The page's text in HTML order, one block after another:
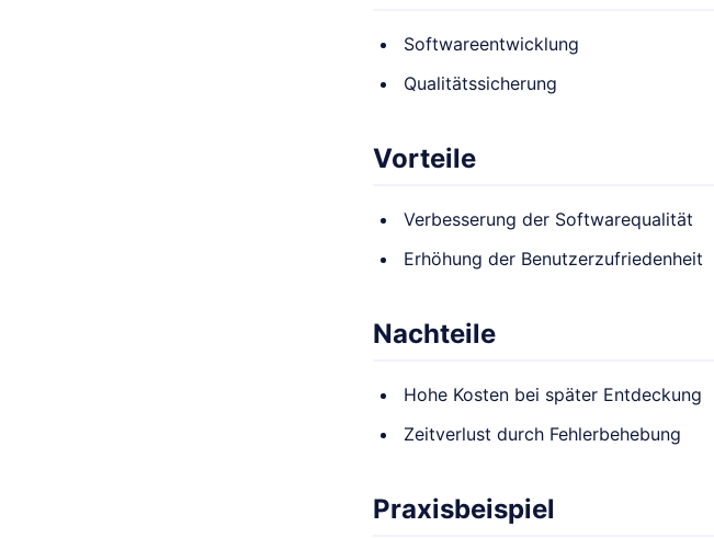
Softwareentwicklung
Qualitätssicherung
Vorteile
Verbesserung der Softwarequalität
Erhöhung der Benutzerzufriedenheit
Nachteile
Hohe Kosten bei später Entdeckung
Zeitverlust durch Fehlerbehebung
Praxisbeispiel